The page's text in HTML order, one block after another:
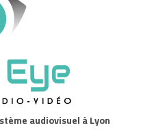
audiovisuel à Lyon